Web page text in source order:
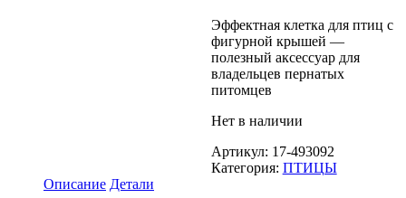
Эффектная клетка для птиц с
фигурной крышей —
полезный аксессуар для
владельцев пернатых
питомцев
Нет в наличии
Артикул: 17-493092
Категория: ПТИЦЫ
Описание Детали